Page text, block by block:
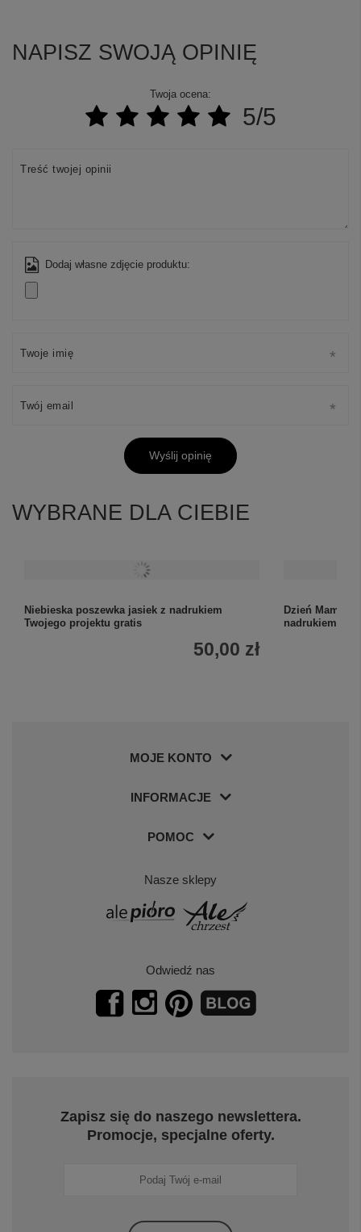
NAPISZ SWOJĄ OPINIĘ
Twoja ocena:
5/5
Treść twojej opinii
Dodaj własne zdjęcie produktu:
Twoje imię
Twój email
Wyślij opinię
WYBRANE DLA CIEBIE
Niebieska poszewka jasiek z nadrukiem
Twojego projektu gratis
50,00 zł
Dzień Mamy:
nadrukiem
MOJE KONTO
INFORMACJE
POMOC
Nasze sklepy
Odwiedź nas
Zapisz się do naszego newslettera.
Promocje, specjalne oferty.